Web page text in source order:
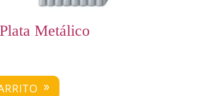
Metálico